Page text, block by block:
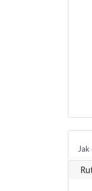
Jak